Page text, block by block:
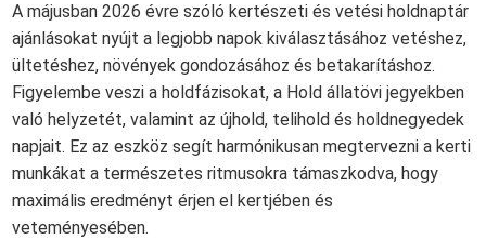
A májusban 2026 évre szóló kertészeti és vetési holdnaptár
ajánlásokat nyújt a legjobb napok kiválasztásához vetéshez,
ültetéshez, növények gondozásához és betakarításhoz.
Figyelembe veszi a holdfázisokat, a Hold állatövi jegyekben
való helyzetét, valamint az újhold, telihold és holdnegyedek
napjait. Ez az eszköz segít harmónikusan megtervezni a kerti
munkákat a természetes ritmusokra támaszkodva, hogy
maximális eredményt érjen el kertjében és
veteményesében.